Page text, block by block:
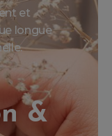
et
longue
&